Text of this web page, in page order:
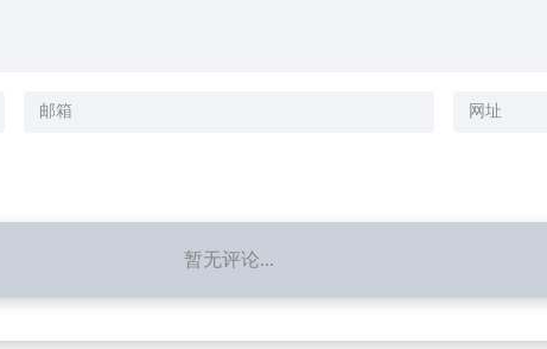
暂无评论...